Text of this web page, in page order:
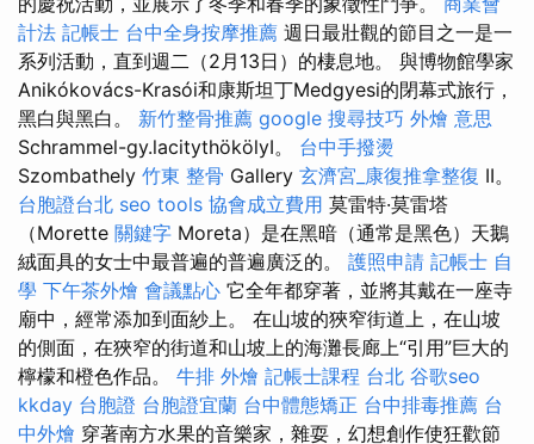
計法 記帳士 台中全身按摩推薦 週日最壯觀的節目之一是一
系列活動，直到週二（2月13日）的棲息地。 與博物館學家
Anikókovács-Krasói和康斯坦丁Medgyesi的閉幕式旅行，
黑白與黑白。 新竹整骨推薦 google 搜尋技巧 外燴 意思
Schrammel-gy.lacitythökölyI。 台中手撥燙
Szombathely 竹東 整骨 Gallery 玄濟宮_康復推拿整復 II。
台胞證台北 seo tools 協會成立費用 莫雷特·莫雷塔
（Morette 關鍵字 Moreta）是在黑暗（通常是黑色）天鵝
絨面具的女士中最普遍的普遍廣泛的。 護照申請 記帳士 自
學 下午茶外燴 會議點心 它全年都穿著，並將其戴在一座寺
廟中，經常添加到面紗上。 在山坡的狹窄街道上，在山坡
的側面，在狹窄的街道和山坡上的海灘長廊上“引用”巨大的
檸檬和橙色作品。 牛排 外燴 記帳士課程 台北 谷歌seo
kkday 台胞證 台胞證宜蘭 台中體態矯正 台中排毒推薦 台
中外燴 穿著南方水果的音樂家，雜耍，幻想創作使狂歡節